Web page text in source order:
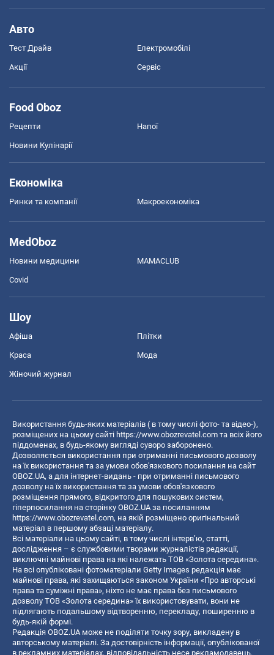
Авто
Тест Драйв Електромобілі
Акції Сервіс
Food Oboz
Рецепти Напої
Новини Кулінарії
Економіка
Ринки та компанії Макроекономіка
MedOboz
Новини медицини MAMACLUB
Covid
Шоу
Афіша Плітки
Краса Мода
Жіночий журнал
Використання будь-яких матеріалів ( в тому числі фото- та відео-),
розміщених на цьому сайті https://www.obozrevatel.com та всіх його
піддоменах, в будь-якому вигляді суворо заборонено.
Дозволяється використання при отриманні письмового дозволу
на їх використання та за умови обов'язкового посилання на сайт
OBOZ.UA, а для інтернет-видань - при отриманні письмового
дозволу на їх використання та за умови обов'язкового
розміщення прямого, відкритого для пошукових систем,
гіперпосилання на сторінку OBOZ.UA за посиланням
https://www.obozrevatel.com, на якій розміщено оригінальний
матеріал в першому абзаці матеріалу.
Всі матеріали на цьому сайті, в тому числі інтерв’ю, статті,
дослідження – є службовими творами журналістів редакції,
виключні майнові права на які належать ТОВ «Золота середина».
На всі опубліковані фотоматеріали Getty Images редакція має
майнові права, які захищаються законом України «Про авторські
права та суміжні права», ніхто не має права без письмового
дозволу ТОВ «Золота середина» їх використовувати, вони не
підлягають подальшому відтворенню, перекладу, поширенню в
будь-якій формі.
Редакція OBOZ.UA може не поділяти точку зору, викладену в
авторському матеріалі. За достовірність інформації, опублікованої
в рекламних матеріалах, відповідальність несе рекламодавець.